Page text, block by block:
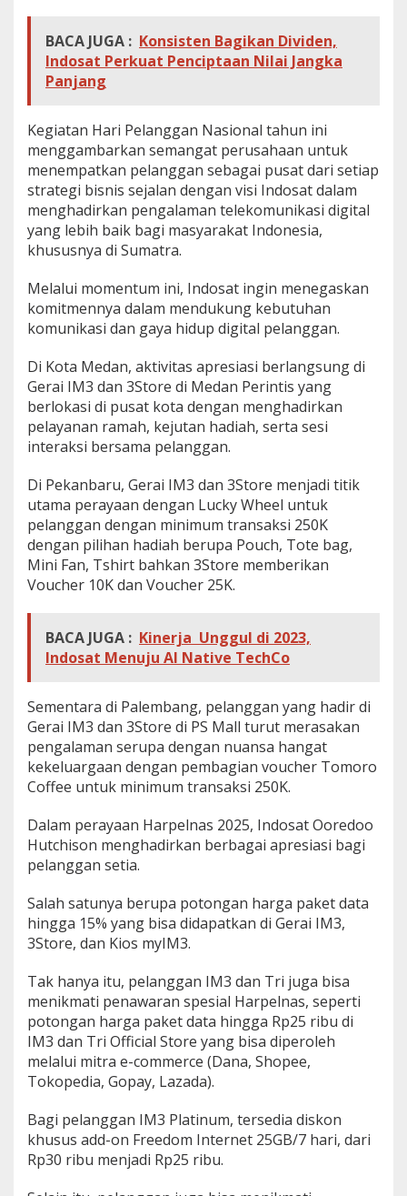
BACA JUGA : Konsisten Bagikan Dividen,
Indosat Perkuat Penciptaan Nilai Jangka
Panjang
Kegiatan Hari Pelanggan Nasional tahun ini
menggambarkan semangat perusahaan untuk
menempatkan pelanggan sebagai pusat dari setiap
strategi bisnis sejalan dengan visi Indosat dalam
menghadirkan pengalaman telekomunikasi digital
yang lebih baik bagi masyarakat Indonesia,
khususnya di Sumatra.
Melalui momentum ini, Indosat ingin menegaskan
komitmennya dalam mendukung kebutuhan
komunikasi dan gaya hidup digital pelanggan.
Di Kota Medan, aktivitas apresiasi berlangsung di
Gerai IM3 dan 3Store di Medan Perintis yang
berlokasi di pusat kota dengan menghadirkan
pelayanan ramah, kejutan hadiah, serta sesi
interaksi bersama pelanggan.
Di Pekanbaru, Gerai IM3 dan 3Store menjadi titik
utama perayaan dengan Lucky Wheel untuk
pelanggan dengan minimum transaksi 250K
dengan pilihan hadiah berupa Pouch, Tote bag,
Mini Fan, Tshirt bahkan 3Store memberikan
Voucher 10K dan Voucher 25K.
BACA JUGA : Kinerja Unggul di 2023,
Indosat Menuju AI Native TechCo
Sementara di Palembang, pelanggan yang hadir di
Gerai IM3 dan 3Store di PS Mall turut merasakan
pengalaman serupa dengan nuansa hangat
kekeluargaan dengan pembagian voucher Tomoro
Coffee untuk minimum transaksi 250K.
Dalam perayaan Harpelnas 2025, Indosat Ooredoo
Hutchison menghadirkan berbagai apresiasi bagi
pelanggan setia.
Salah satunya berupa potongan harga paket data
hingga 15% yang bisa didapatkan di Gerai IM3,
3Store, dan Kios myIM3.
Tak hanya itu, pelanggan IM3 dan Tri juga bisa
menikmati penawaran spesial Harpelnas, seperti
potongan harga paket data hingga Rp25 ribu di
IM3 dan Tri Official Store yang bisa diperoleh
melalui mitra e-commerce (Dana, Shopee,
Tokopedia, Gopay, Lazada).
Bagi pelanggan IM3 Platinum, tersedia diskon
khusus add-on Freedom Internet 25GB/7 hari, dari
Rp30 ribu menjadi Rp25 ribu.